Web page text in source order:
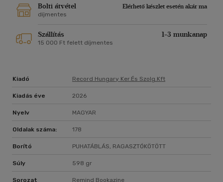
Bolti átvétel
Elérhető készlet esetén akár ma
díjmentes
Szállítás 1-3 munkanap
15 000 Ft felett díjmentes
Kiadó Record Hungary Ker.és Szolg.kft
Kiadás éve 2026
Nyelv MAGYAR
Oldalak száma: 178
Borító PUHATÁBLÁS, RAGASZTÓKÖTÖTT
Súly 598 gr
Sorozat Remind Bookazine